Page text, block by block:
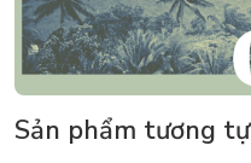
Sản phẩm tương tự